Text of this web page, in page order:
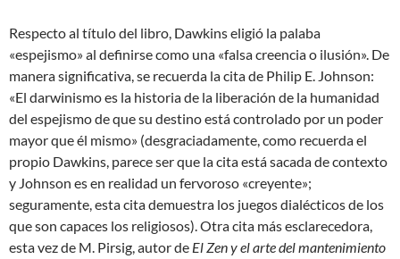
Respecto al título del libro, Dawkins eligió la palaba
«espejismo» al definirse como una «falsa creencia o ilusión». De
manera significativa, se recuerda la cita de Philip E. Johnson:
«El darwinismo es la historia de la liberación de la humanidad
del espejismo de que su destino está controlado por un poder
mayor que él mismo» (desgraciadamente, como recuerda el
propio Dawkins, parece ser que la cita está sacada de contexto
y Johnson es en realidad un fervoroso «creyente»;
seguramente, esta cita demuestra los juegos dialécticos de los
que son capaces los religiosos). Otra cita más esclarecedora,
esta vez de M. Pirsig, autor de El Zen y el arte del mantenimiento